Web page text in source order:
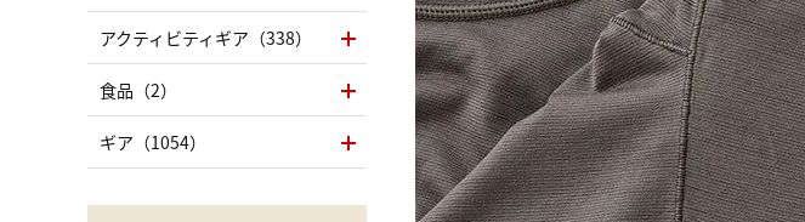
アクティビティギア（338）
食品（2）
ギア（1054）